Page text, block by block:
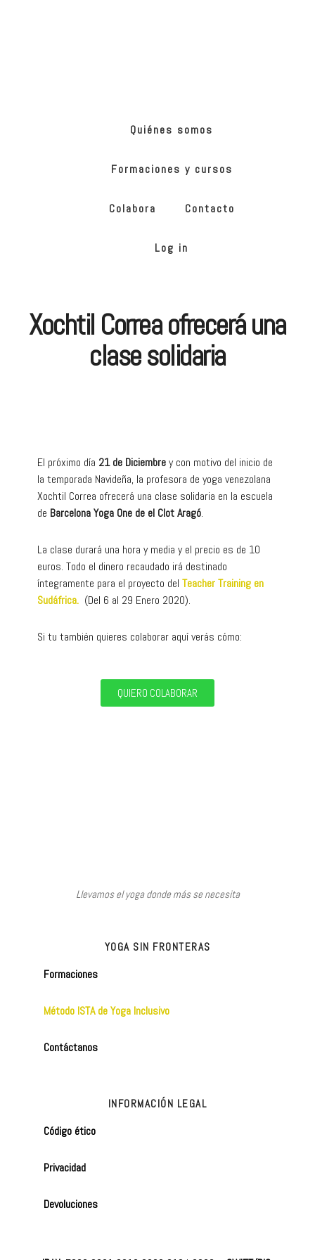
Quiénes somos
Formaciones y cursos
Colabora Contacto
Log in
Xochtil Correa ofrecerá una
clase solidaria
El próximo día 21 de Diciembrey con motivo del inicio de
la temporada Navideña, la profesora de yoga venezolana
Xochtil Correa ofrecerá una clase solidaria en la escuela
de Barcelona Yoga One de el Clot Aragó.
La clase durará una hora y media y el precio es de 10
euros. Todo el dinero recaudado irá destinado
íntegramente para el proyecto del Teacher Training en
Sudáfrica.(Del 6 al 29 Enero 2020).
Si tu también quieres colaborar aquí verás cómo:
QUIERO COLABORAR
Llevamos el yoga donde más se necesita
YOGA SIN FRONTERAS
Formaciones
Método ISTA de Yoga Inclusivo
Contáctanos
INFORMACIÓN LEGAL
Código ético
Privacidad
Devoluciones